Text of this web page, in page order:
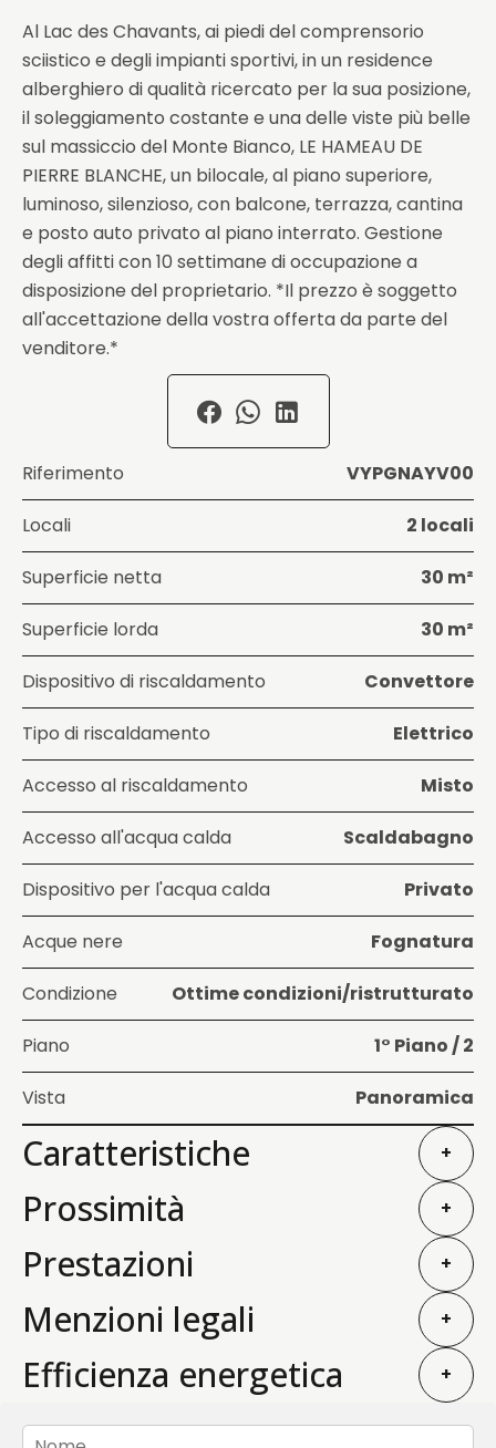
Al Lac des Chavants, ai piedi del comprensorio
sciistico e degli impianti sportivi, in un residence
alberghiero di qualità ricercato per la sua posizione,
il soleggiamento costante e una delle viste più belle
sul massiccio del Monte Bianco, LE HAMEAU DE
PIERRE BLANCHE, un bilocale, al piano superiore,
luminoso, silenzioso, con balcone, terrazza, cantina
e posto auto privato al piano interrato. Gestione
degli affitti con 10 settimane di occupazione a
disposizione del proprietario. *Il prezzo è soggetto
all'accettazione della vostra offerta da parte del
venditore.*
Riferimento VYPGNAYV00
Locali 2 locali
Superficie netta 30 m²
Superficie lorda 30 m²
Dispositivo di riscaldamento Convettore
Tipo di riscaldamento Elettrico
Accesso al riscaldamento Misto
Accesso all'acqua calda Scaldabagno
Dispositivo per l'acqua calda Privato
Acque nere Fognatura
Condizione Ottime condizioni/ristrutturato
Piano 1° Piano / 2
Vista Panoramica
Caratteristiche +
Prossimità +
Prestazioni +
Menzioni legali +
Efficienza energetica +